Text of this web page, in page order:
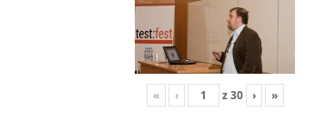
« ‹ z30 › »